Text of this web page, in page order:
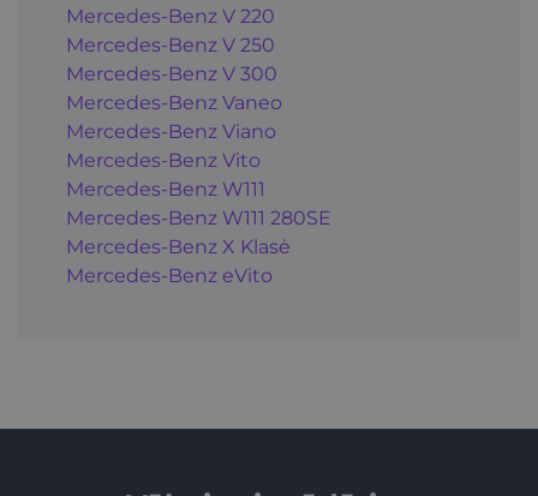
Mercedes-Benz V 220
Mercedes-Benz V 250
Mercedes-Benz V 300
Mercedes-Benz Vaneo
Mercedes-Benz Viano
Mercedes-Benz Vito
Mercedes-Benz W111
Mercedes-Benz W111 280SE
Mercedes-Benz X Klasė
Mercedes-Benz eVito